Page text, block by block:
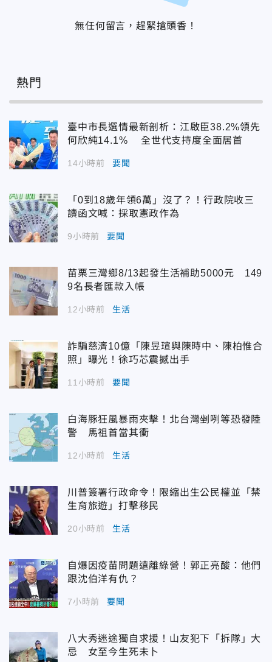
無任何留言，趕緊搶頭香！
熱門
臺中市長選情最新剖析：江啟臣38.2%領先
何欣純14.1% 全世代支持度全面居首
14小時前 要聞
「0到18歲年領6萬」沒了？！行政院收三
讀函文喊：採取憲政作為
9小時前 要聞
苗栗三灣鄉8/13起發生活補助5000元 149
9名長者匯款入帳
12小時前 生活
詐騙慈濟10億「陳昱瑄與陳時中、陳柏惟合
照」曝光！徐巧芯震撼出手
11小時前 要聞
白海豚狂風暴雨夾擊！北台灣剉咧等恐發陸
警 馬祖首當其衝
12小時前 生活
川普簽署行政命令！限縮出生公民權並「禁
生育旅遊」打擊移民
20小時前 生活
自爆因疫苗問題遠離綠營！郭正亮酸：他們
跟沈伯洋有仇？
7小時前 要聞
八大秀迷途獨自求援！山友犯下「拆隊」大
忌 女至今生死未卜